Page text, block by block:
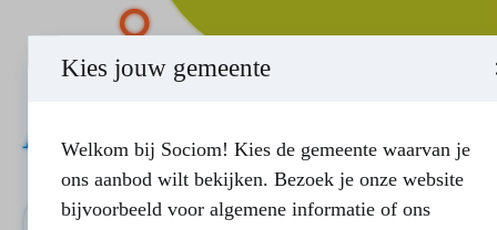
Andere maatjes
Kies jouw gemeente
Welkom bij Sociom! Kies de gemeente waarvan je
ons aanbod wilt bekijken. Bezoek je onze website
bijvoorbeeld voor algemene informatie of ons